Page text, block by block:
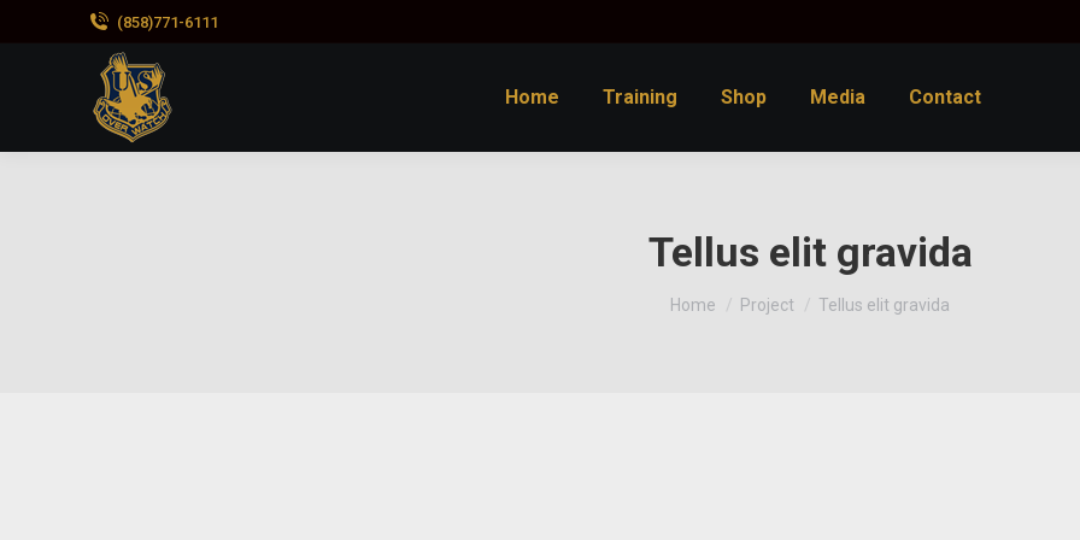
(858)771-6111
Home Training Shop Media Contact
Tellus elit gravida
You are here:
Home Project Tellus elit gravida